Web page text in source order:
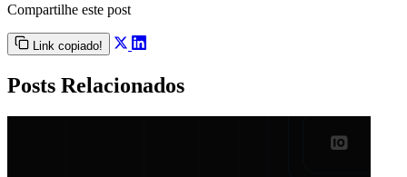
Compartilhe este post
Link copiado!
Posts Relacionados